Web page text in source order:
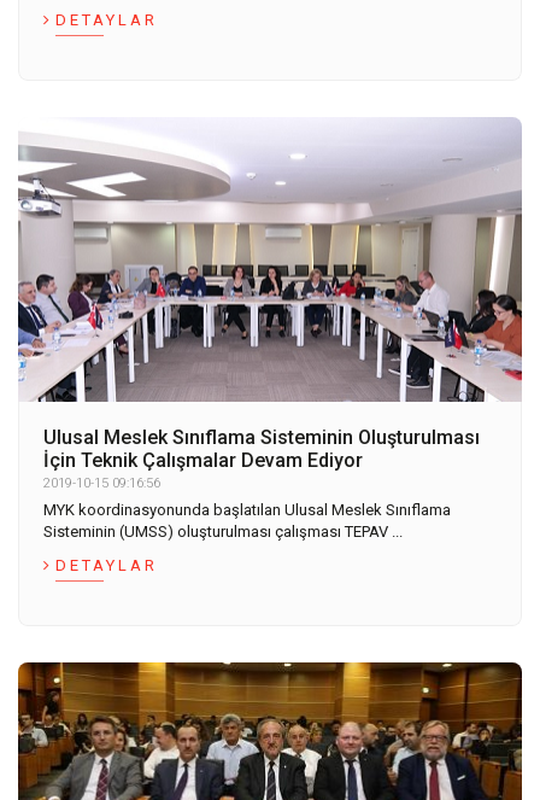
DETAYLAR
Ulusal Meslek Sınıflama Sisteminin Oluşturulması
İçin Teknik Çalışmalar Devam Ediyor
2019-10-15 09:16:56
MYK koordinasyonunda başlatılan Ulusal Meslek Sınıflama
Sisteminin (UMSS) oluşturulması çalışması TEPAV ...
DETAYLAR